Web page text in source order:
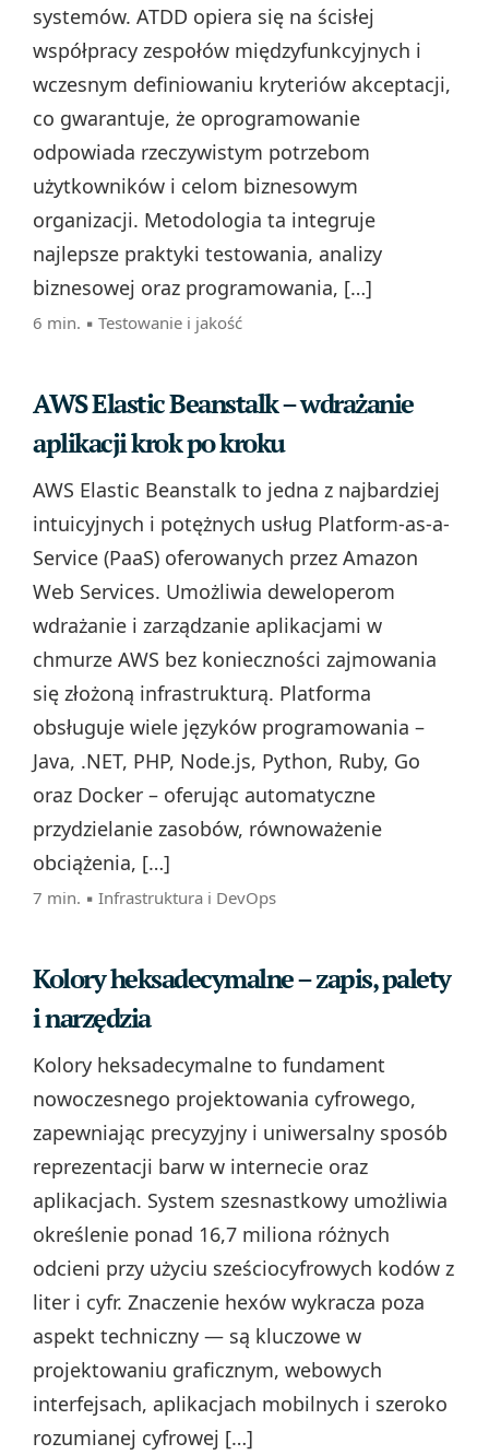
systemów. ATDD opiera się na ścisłej
współpracy zespołów międzyfunkcyjnych i
wczesnym definiowaniu kryteriów akceptacji,
co gwarantuje, że oprogramowanie
odpowiada rzeczywistym potrzebom
użytkowników i celom biznesowym
organizacji. Metodologia ta integruje
najlepsze praktyki testowania, analizy
biznesowej oraz programowania, […]
6 min. ▪ Testowanie i jakość
AWS Elastic Beanstalk – wdrażanie
aplikacji krok po kroku
AWS Elastic Beanstalk to jedna z najbardziej
intuicyjnych i potężnych usług Platform-as-a-
Service (PaaS) oferowanych przez Amazon
Web Services. Umożliwia deweloperom
wdrażanie i zarządzanie aplikacjami w
chmurze AWS bez konieczności zajmowania
się złożoną infrastrukturą. Platforma
obsługuje wiele języków programowania –
Java, .NET, PHP, Node.js, Python, Ruby, Go
oraz Docker – oferując automatyczne
przydzielanie zasobów, równoważenie
obciążenia, […]
7 min. ▪ Infrastruktura i DevOps
Kolory heksadecymalne – zapis, palety
i narzędzia
Kolory heksadecymalne to fundament
nowoczesnego projektowania cyfrowego,
zapewniając precyzyjny i uniwersalny sposób
reprezentacji barw w internecie oraz
aplikacjach. System szesnastkowy umożliwia
określenie ponad 16,7 miliona różnych
odcieni przy użyciu sześciocyfrowych kodów z
liter i cyfr. Znaczenie hexów wykracza poza
aspekt techniczny — są kluczowe w
projektowaniu graficznym, webowych
interfejsach, aplikacjach mobilnych i szeroko
rozumianej cyfrowej […]